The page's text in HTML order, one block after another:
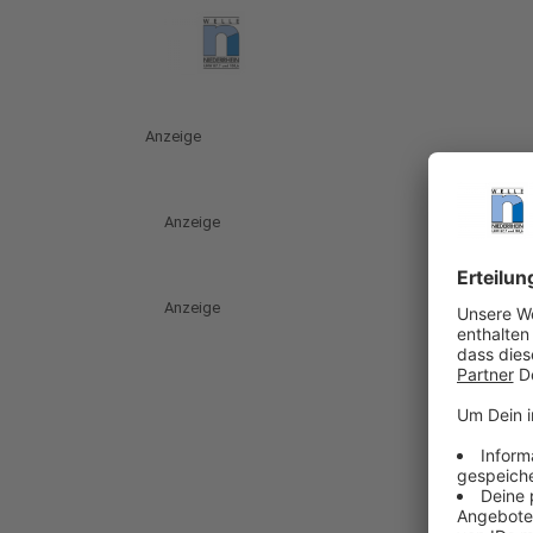
Anzeige
Anzeige
Anzeige